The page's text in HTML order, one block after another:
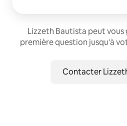
Lizzeth Bautista peut
première question jusqu'à
Contacter